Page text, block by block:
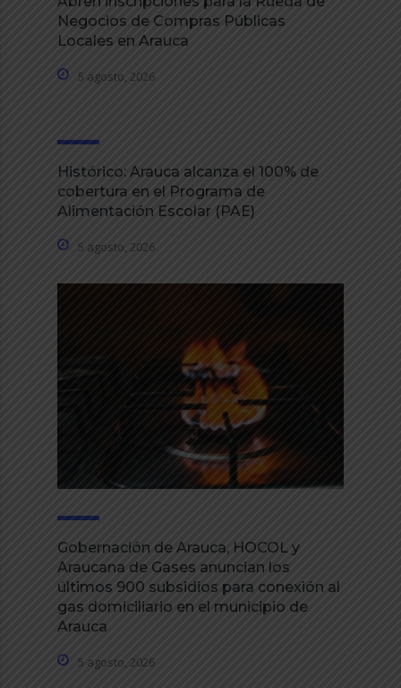
Negocios de Compras Públicas
Locales en Arauca
5 agosto, 2026
Histórico: Arauca alcanza el 100% de
cobertura en el Programa de
Alimentación Escolar (PAE)
5 agosto, 2026
Gobernación de Arauca, HOCOL y
Araucana de Gases anuncian los
últimos 900 subsidios para conexión al
gas domiciliario en el municipio de
Arauca
5 agosto, 2026